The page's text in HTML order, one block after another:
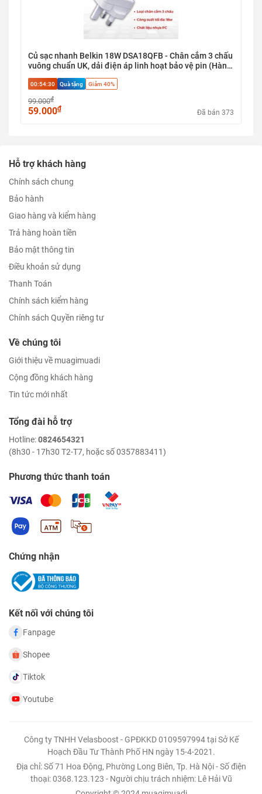
Củ sạc nhanh Belkin 18W DSA18QFB - Chân cắm 3 chấu
vuông chuẩn UK, dải điện áp linh hoạt bảo vệ pin (Hàng
00:54:29 Quà tặng Giảm 40%
99.000₫
59.000₫ Đã bán 373
Hỗ trợ khách hàng
Chính sách chung
Bảo hành
Giao hàng và kiểm hàng
Trả hàng hoàn tiền
Bảo mật thông tin
Điều khoản sử dụng
Thanh Toán
Chính sách kiểm hàng
Chính sách Quyền riêng tư
Về chúng tôi
Giới thiệu về muagimuadi
Cộng đồng khách hàng
Tin tức mới nhất
Tổng đài hỗ trợ
Hotline:0824654321
(8h30 - 17h30 T2-T7, hoặc số 0357883411)
Phương thức thanh toán
Chứng nhận
Kết nối với chúng tôi
Fanpage
Shopee
Tiktok
Youtube
Công ty TNHH Velasboost - GPĐKKD 0109597994 tại Sở Kế
Hoạch Đầu Tư Thành Phố HN ngày 15-4-2021.
Địa chỉ: Số 71 Hoa Động, Phường Long Biên, Tp. Hà Nội - Số điện
thoại: 0368.123.123 - Người chịu trách nhiệm: Lê Hải Vũ